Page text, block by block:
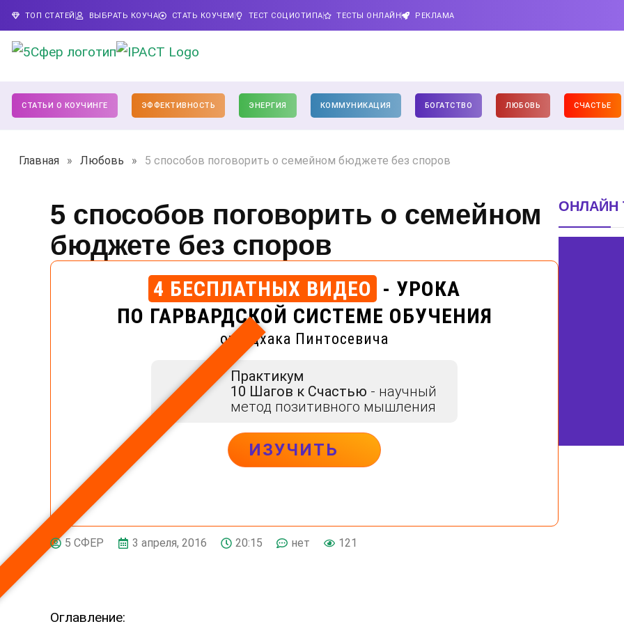
ТОП СТАТЕЙ ВЫБРАТЬ КОУЧА СТАТЬ КОУЧЕМ ТЕСТ СОЦИОТИПА ТЕСТЫ ОНЛАЙН РЕКЛАМА
СТАТЬИ О КОУЧИНГЕ ЭФФЕКТИВНОСТЬ ЭНЕРГИЯ КОММУНИКАЦИЯ БОГАТСТВО ЛЮБОВЬ СЧАСТЬЕ
Главная » Любовь » 5 способов поговорить о семейном бюджете без споров
5 способов поговорить о семейном
бюджете без споров
4 БЕСПЛАТНЫХ ВИДЕО - УРОКА
ПО ГАРВАРДСКОЙ СИСТЕМЕ ОБУЧЕНИЯ
от Ицхака Пинтосевича
Практикум
10 Шагов к Счастью - научный
метод позитивного мышления
ИЗУЧИТЬ
5 СФЕР 3 апреля, 2016 20:15 нет 121
Оглавление:
ОНЛАЙН